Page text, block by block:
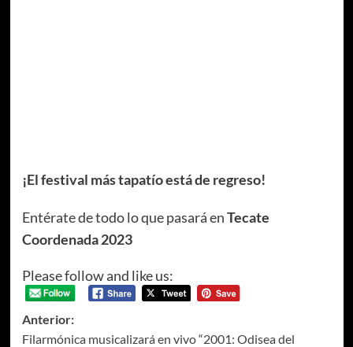
¡El festival más tapatío está de regreso!
Entérate de todo lo que pasará enTecate
Coordenada 2023
Please follow and like us:
Anterior:
Filarmónica musicalizará en vivo “2001: Odisea del